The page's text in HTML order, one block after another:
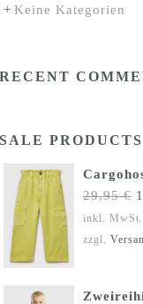
Keine Kategorien
RECENT
SALE PRODUCTS
29,95€
inkl. MwSt.
zzgl.